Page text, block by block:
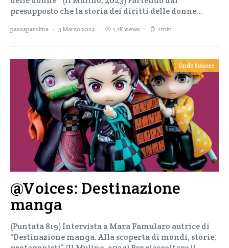
presupposto che la storia dei diritti delle donne…
passaparolina 3 Marzo 2024 1,1K views 1 min
Onde Sonore
@Voices: Destinazione
manga
(Puntata 819) Intervista a Mara Famularo autrice di
“Destinazione manga. Alla scoperta di mondi, storie,